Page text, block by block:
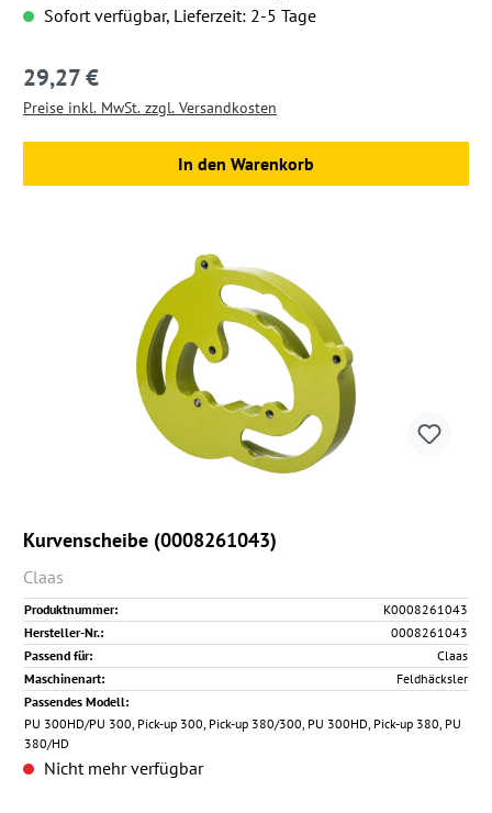
Sofort verfügbar, Lieferzeit: 2-5 Tage
Regulärer Preis:
29,27 €
Preise inkl. MwSt. zzgl. Versandkosten
In den Warenkorb
Kurvenscheibe (0008261043)
Claas
Produktnummer:
K0008261043
Hersteller-Nr.:
0008261043
Passend für:
Claas
Maschinenart:
Feldhäcksler
Passendes Modell:
PU 300HD/PU 300, Pick-up 300, Pick-up 380/300, PU 300HD, Pick-up 380, PU
380/HD
Nicht mehr verfügbar